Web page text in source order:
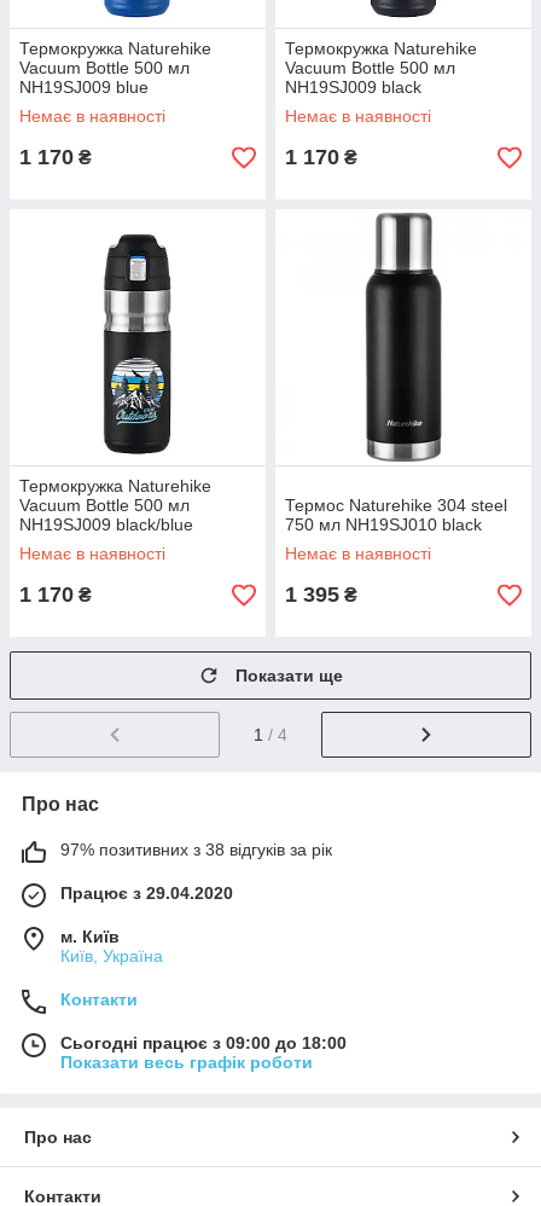
Термокружка Naturehike
Vacuum Bottle 500 мл
NH19SJ009 blue
Немає в наявності
1 170 ₴
Термокружка Naturehike
Vacuum Bottle 500 мл
NH19SJ009 black
Немає в наявності
1 170 ₴
Термокружка Naturehike
Vacuum Bottle 500 мл
NH19SJ009 black/blue
Немає в наявності
1 170 ₴
Термос Naturehike 304 steel
750 мл NH19SJ010 black
Немає в наявності
1 395 ₴
Показати ще
1 / 4
Про нас
97% позитивних з 38 відгуків за рік
Працює з 29.04.2020
м. Київ
Київ, Україна
Контакти
Сьогодні працює з 09:00 до 18:00
Показати весь графік роботи
Про нас
Контакти